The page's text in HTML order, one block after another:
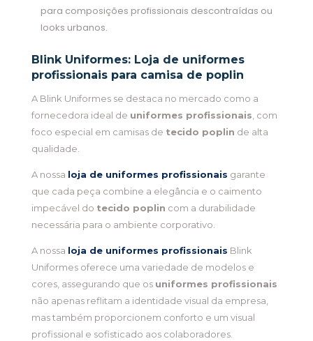
para composições profissionais descontraídas ou
looks urbanos.
Blink Uniformes: Loja de uniformes
profissionais para camisa de poplin
A Blink Uniformes se destaca no mercado como a
fornecedora ideal de uniformes profissionais, com
foco especial em camisas de tecido poplin de alta
qualidade.
A nossa loja de uniformes profissionais garante
que cada peça combine a elegância e o caimento
impecável do tecido poplin com a durabilidade
necessária para o ambiente corporativo.
A nossa loja de uniformes profissionais Blink
Uniformes oferece uma variedade de modelos e
cores, assegurando que os uniformes profissionais
não apenas reflitam a identidade visual da empresa,
mas também proporcionem conforto e um visual
profissional e sofisticado aos colaboradores.